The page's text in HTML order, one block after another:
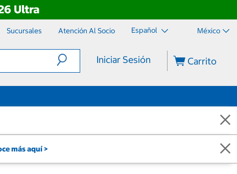
Ultra
Sucursales Atención Al Socio Español México
Iniciar Sesión Carrito
más aquí >